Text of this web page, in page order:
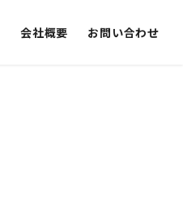
会社概要 お問い合わせ